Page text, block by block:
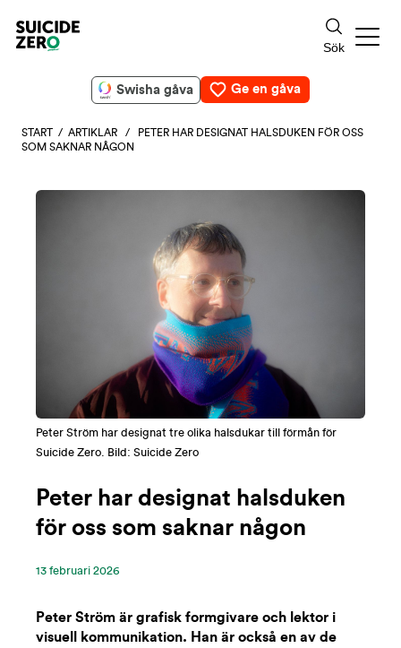
Swisha gåva Ge en gåva
START / ARTIKLAR / PETER HAR DESIGNAT HALSDUKEN FÖR OSS
SOM SAKNAR NÅGON
Peter Ström har designat tre olika halsdukar till förmån för
Suicide Zero. Bild: Suicide Zero
Peter har designat halsduken
för oss som saknar någon
13 ‪februari‬ 2026
Peter Ström är grafisk formgivare och lektor i
visuell kommunikation. Han är också en av de